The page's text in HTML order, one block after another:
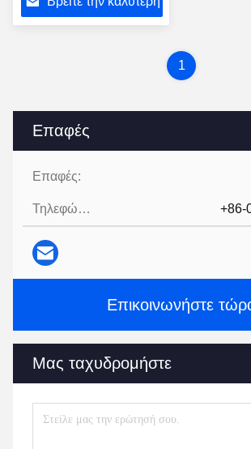
Επαφές
Επαφές:
Τηλεφώνημα: +86-
Επικοινωνήστε
Μας ταχυδρομήστε
100 ml-500 ml
1